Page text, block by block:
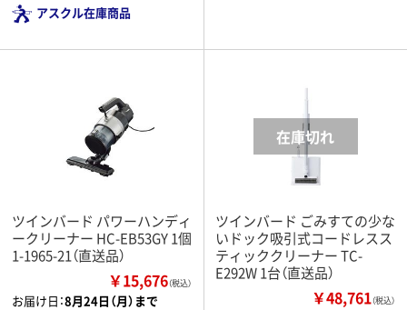
アスクル在庫商品
ツインバード パワーハンディ
ークリーナー HC-EB53GY 1個
1-1965-21（直送品）
￥15,676（税込）
お届け日：8月24日（月）まで
ツインバード ごみすての少な
いドック吸引式コードレスス
ティッククリーナー TC-
E292W 1台（直送品）
￥48,761（税込）